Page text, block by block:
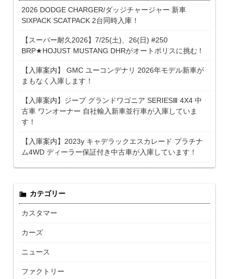
2026 DODGE CHARGER/ダッジチャージャー 新車
SIXPACK SCATPACK 2台同時入庫！
【スーパー耐久2026】7/25(土)、26(日) #250
BRP★HOJUST MUSTANG DHRがオートポリスに挑む！
【入庫案内】 GMC ユーコンデナリ 2026年モデル新車が
まもなく入庫します！
【入庫案内】ジープ グランドワゴニア SERIESⅢ 4X4 中
古車 ワンオーナー 自社輸入新車並行車が入庫していま
す！
【入庫案内】2023y キャデラックエスカレード プラチナ
ム4WD ディーラー保証付き中古車が入庫しています！
カテゴリー
カスタマー
カーズ
ニュース
ファクトリー